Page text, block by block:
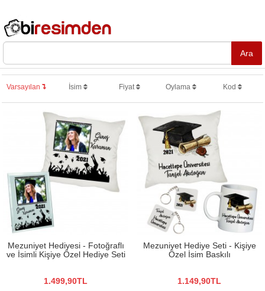
Varsayılan İsim Fiyat Oylama Kod
Mezuniyet Hediyesi - Fotoğraflı
ve İsimli Kişiye Özel Hediye Seti
1.499,90TL
Mezuniyet Hediye Seti - Kişiye
Özel İsim Baskılı
1.149,90TL